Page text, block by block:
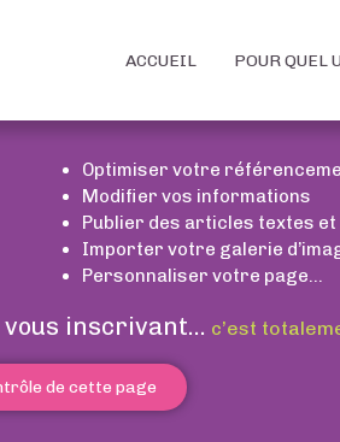
ACCUEIL POUR QUEL
Optimiser votre
Modifier vos informations
Publier des articles textes et
Importer votre galerie
Personnaliser votre page...
vous inscrivant... c’est
de cette page